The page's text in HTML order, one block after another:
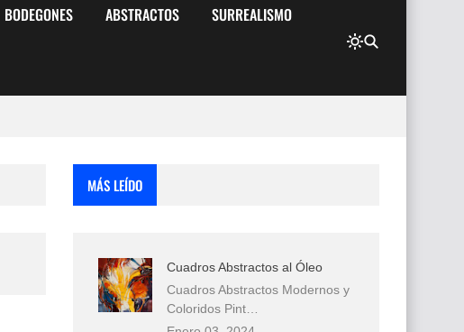
BODEGONES ABSTRACTOS SURREALISMO
MÁS LEÍDO
Cuadros Abstractos al Óleo
Cuadros Abstractos Modernos y
Coloridos Pint…